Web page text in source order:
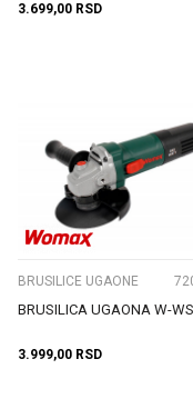
3.699,00 RSD
BRUSILICE UGAONE
BRUSILICA UGAONA W-
3.999,00 RSD